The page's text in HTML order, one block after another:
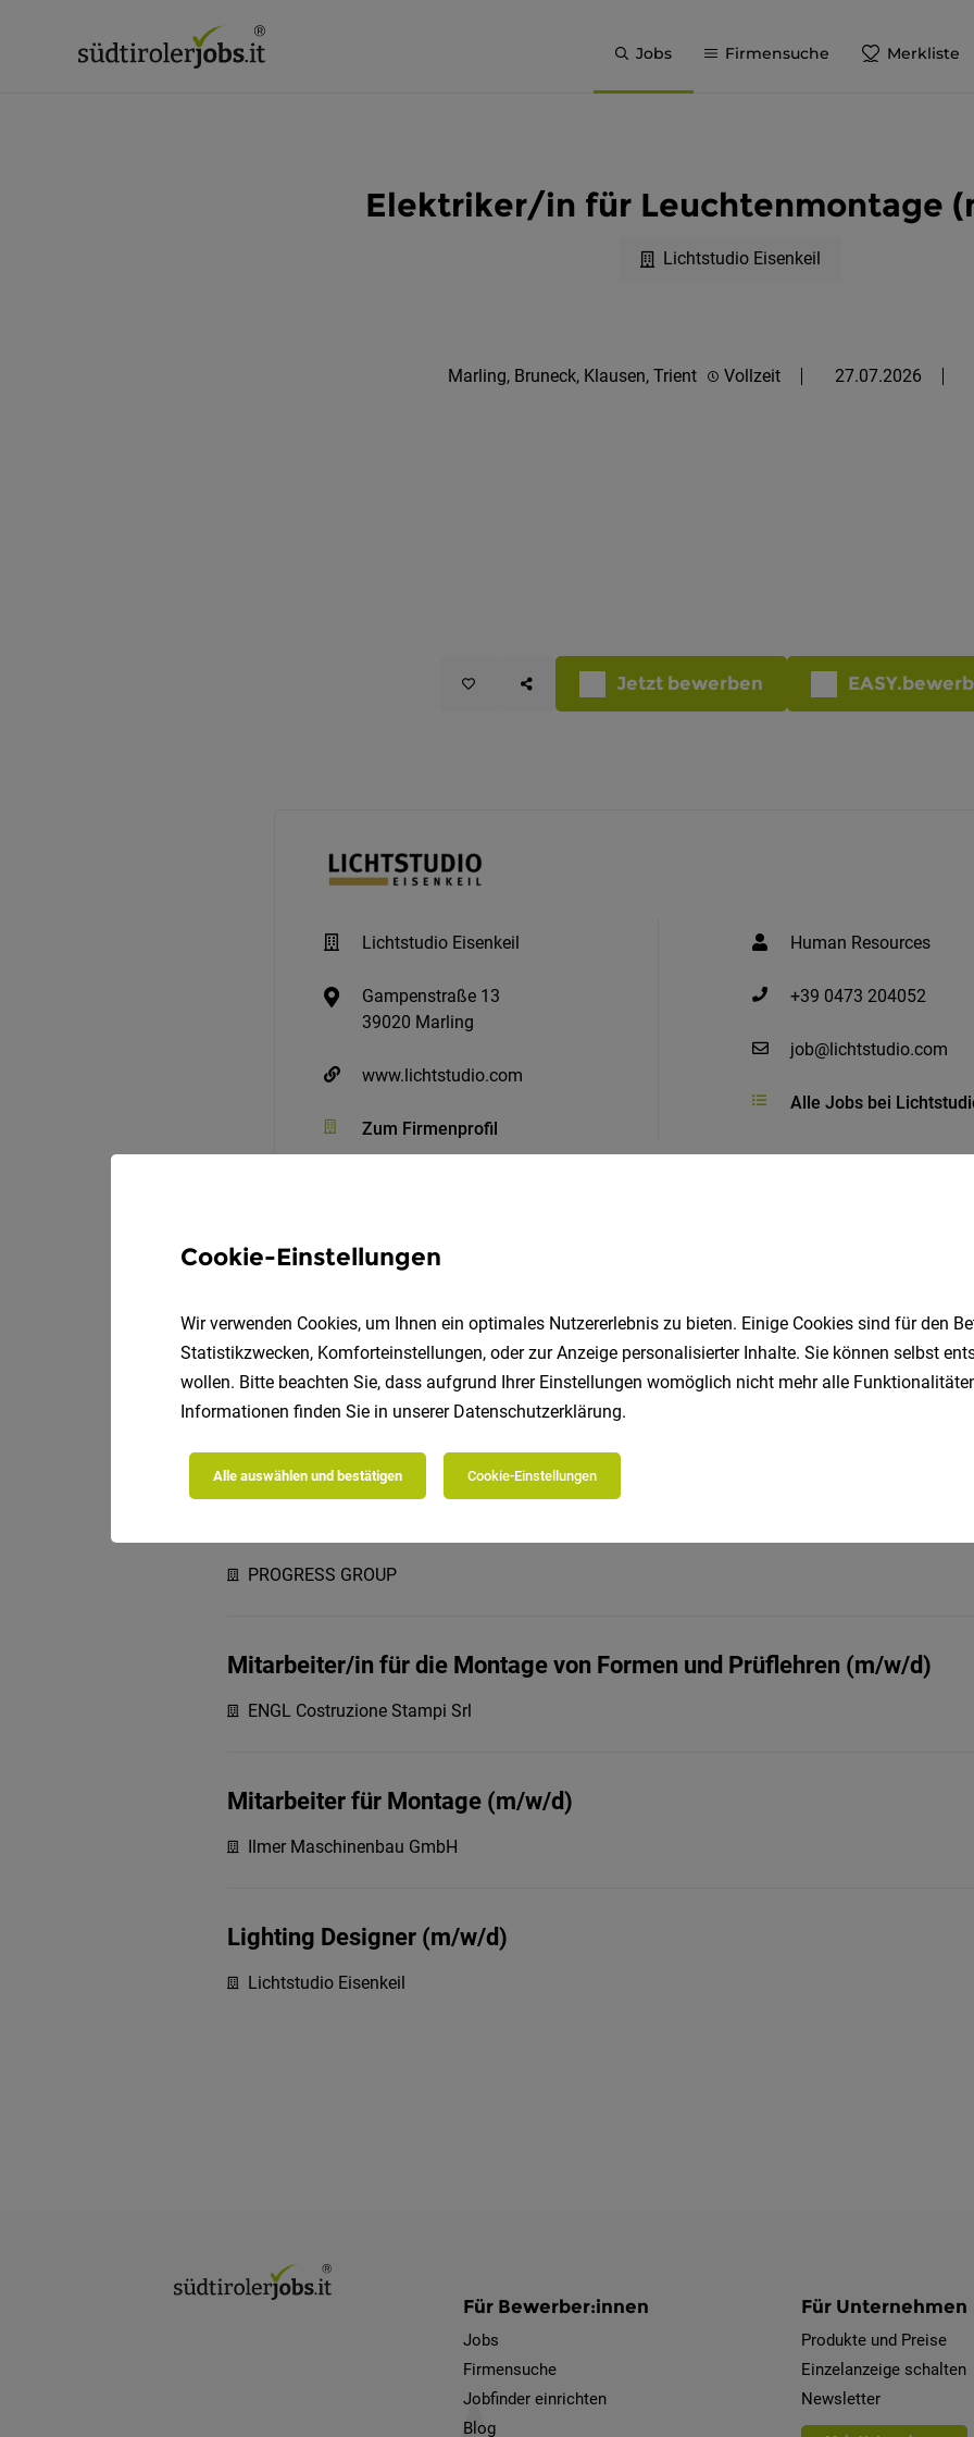
Jobs Firmensuche Merkliste
Elektriker/in für Leuchtenmontage
Lichtstudio Eisenkeil
Marling, Bruneck, Klausen, Trient Vollzeit 27.07.2026
Jetzt bewerben
Lichtstudio Eisenkeil
Gampenstraße 13
39020 Marling
www.lichtstudio.com
Zum Firmenprofil
Human Resources
+39 0473 204052
job@lichtstudio.com
Alle Jobs bei
Ähnliche Jobs
Teammitglied Montage Anlagen – Hydraulischer Installateur (m/w/d)
PROGRESS GROUP
Mitarbeiter/in für die Montage von Formen und Prüflehren (m/w/d)
ENGL Costruzione Stampi Srl
Mitarbeiter für Montage (m/w/d)
Ilmer Maschinenbau GmbH
Lighting Designer (m/w/d)
Lichtstudio Eisenkeil
Für Bewerber:innen
Jobs
Firmensuche
Jobfinder einrichten
Blog
Für Unternehmen
Produkte und Preise
Einzelanzeige schalten
Newsletter
Cookie-Einstellungen
Wir verwenden Cookies, um Ihnen ein optimales Nutzererlebnis zu bieten. Einige Cookies sind für den
Statistikzwecken, Komforteinstellungen, oder zur Anzeige personalisierter Inhalte. Sie können selbst
wollen. Bitte beachten Sie, dass aufgrund Ihrer Einstellungen womöglich nicht mehr alle
Informationen finden Sie in unserer Datenschutzerklärung.
Alle auswählen und bestätigen Cookie-Einstellungen